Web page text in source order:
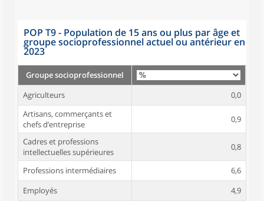
POP T9 - Population de 15 ans ou plus par âge et
groupe socioprofessionnel actuel ou antérieur en
2023
Groupe socioprofessionnel
Agriculteurs
0,0
Artisans, commerçants et
chefs d’entreprise
0,9
Cadres et professions
intellectuelles supérieures
0,8
Professions intermédiaires
6,6
Employés
4,9